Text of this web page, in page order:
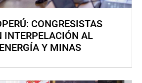
CONGRESISTAS
INTERPELACIÓN AL
Y MINAS